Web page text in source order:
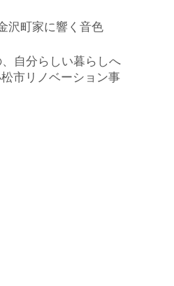
沢町家に響く音色
自分らしい暮らしへ
松市リノベーション事